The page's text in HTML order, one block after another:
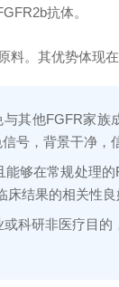
抗体。
。其优势体现在
其他FGFR家
号，背景干净，
够在常规处理
结果的相关性良
科研非医疗目